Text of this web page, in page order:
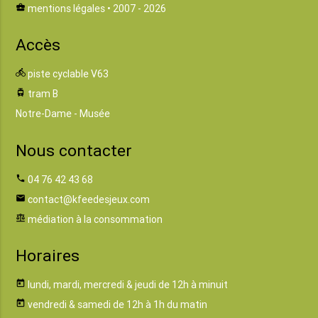
business_center mentions légales • 2007 - 2026
Accès
directions_bike piste cyclable V63
tram tram B
Notre-Dame - Musée
Nous contacter
phone 04 76 42 43 68
email contact@kfeedesjeux.com
balance médiation à la consommation
Horaires
today lundi, mardi, mercredi & jeudi de 12h à minuit
today vendredi & samedi de 12h à 1h du matin